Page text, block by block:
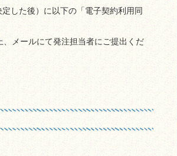
した後）に以下の「電子契約利用同
メールにて発注担当者にご提出くだ